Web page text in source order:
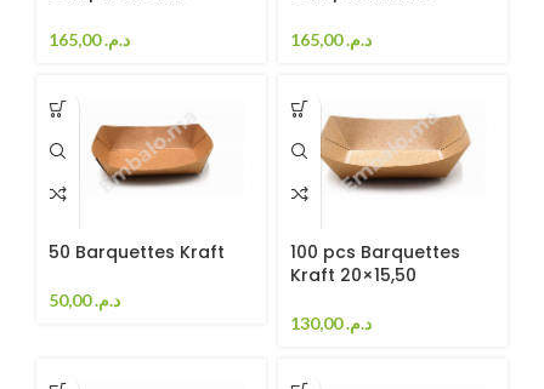
د.م.165,00 د.م.165,00
50 Barquettes Kraft
د.م.50,00
100 pcs Barquettes
Kraft 20×15,50
د.م.130,00